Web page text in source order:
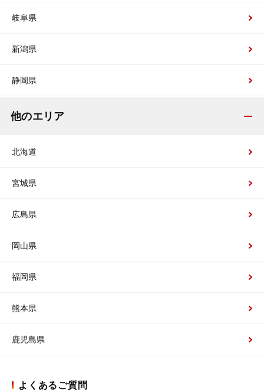
岐阜県
新潟県
静岡県
他のエリア
北海道
宮城県
広島県
岡山県
福岡県
熊本県
鹿児島県
よくあるご質問